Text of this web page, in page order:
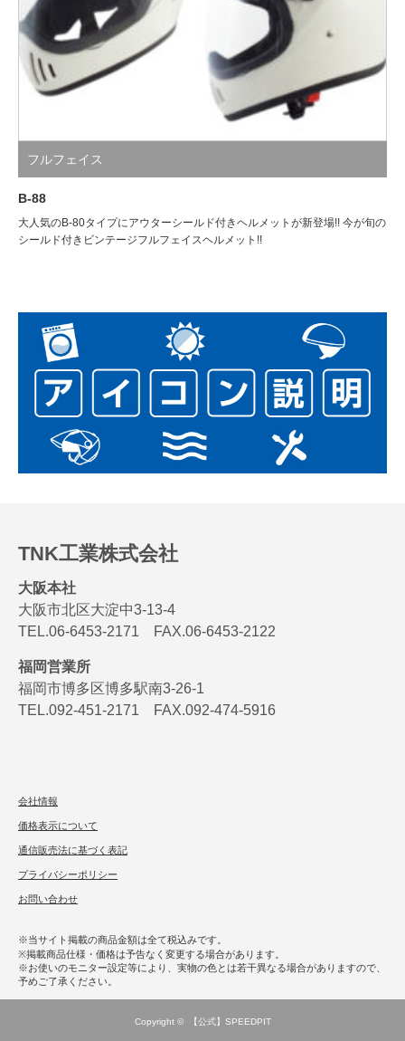
フルフェイス
B-88
大人気のB-80タイプにアウターシールド付きヘルメットが新登場!! 今が旬の
シールド付きビンテージフルフェイスヘルメット!!
TNK工業株式会社
大阪本社
大阪市北区大淀中3-13-4
TEL.06-6453-2171 FAX.06-6453-2122
福岡営業所
福岡市博多区博多駅南3-26-1
TEL.092-451-2171 FAX.092-474-5916
会社情報
価格表示について
通信販売法に基づく表記
プライバシーポリシー
お問い合わせ
※当サイト掲載の商品金額は全て税込みです。
※掲載商品仕様・価格は予告なく変更する場合があります。
※お使いのモニター設定等により、実物の色とは若干異なる場合がありますので、
予めご了承ください。
Copyright © 【公式】SPEEDPIT